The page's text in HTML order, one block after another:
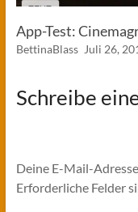
App-Test:
BettinaBlass Juli 26,
Schreibe
Deine E-Mail-
Erforderliche Felder